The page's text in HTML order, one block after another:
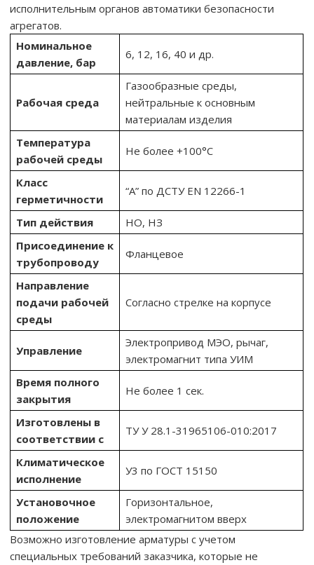
исполнительным органов автоматики безопасности
агрегатов.
Номинальное
давление, бар
6, 12, 16, 40 и др.
Рабочая среда
Газообразные среды,
нейтральные к основным
материалам изделия
Температура
рабочей среды
Не более +100°С
Класс
герметичности
“А” по ДСТУ EN 12266-1
Тип действия
НО, НЗ
Присоединение к
трубопроводу
Фланцевое
Направление
подачи рабочей
среды
Согласно стрелке на корпусе
Управление
Электропривод МЭО, рычаг,
электромагнит типа УИМ
Время полного
закрытия
Не более 1 сек.
Изготовлены в
соответствии с
ТУ У 28.1-31965106-010:2017
Климатическое
исполнение
У3 по ГОСТ 15150
Установочное
положение
Горизонтальное,
электромагнитом вверх
Возможно изготовление арматуры с учетом
специальных требований заказчика, которые не